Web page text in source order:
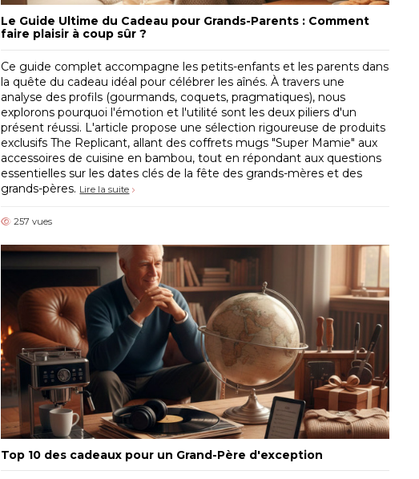
Le Guide Ultime du Cadeau pour Grands-Parents : Comment
faire plaisir à coup sûr ?
Ce guide complet accompagne les petits-enfants et les parents dans
la quête du cadeau idéal pour célébrer les aînés. À travers une
analyse des profils (gourmands, coquets, pragmatiques), nous
explorons pourquoi l'émotion et l'utilité sont les deux piliers d'un
présent réussi. L'article propose une sélection rigoureuse de produits
exclusifs The Replicant, allant des coffrets mugs "Super Mamie" aux
accessoires de cuisine en bambou, tout en répondant aux questions
essentielles sur les dates clés de la fête des grands-mères et des
grands-pères. Lire la suite
257 vues
Top 10 des cadeaux pour un Grand-Père d'exception